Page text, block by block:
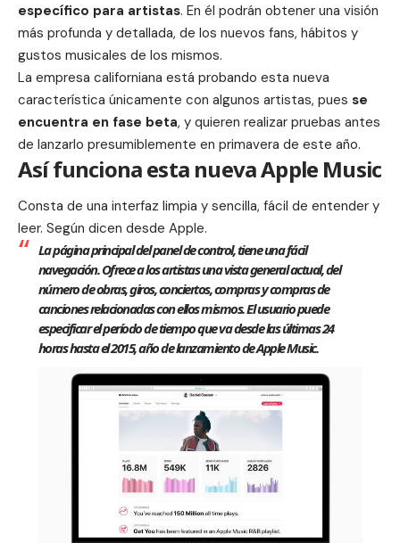
específico para artistas. En él podrán obtener una visión
más profunda y detallada, de los nuevos fans, hábitos y
gustos musicales de los mismos.
La empresa californiana está probando esta nueva
característica únicamente con algunos artistas, pues se
encuentra en fase beta, y quieren realizar pruebas antes
de lanzarlo presumiblemente en primavera de este año.
Así funciona esta nueva Apple Music
Consta de una interfaz limpia y sencilla, fácil de entender y
leer. Según dicen desde Apple.
La página principal del panel de control, tiene una fácil
navegación. Ofrece a los artistas una vista general actual, del
número de obras, giros, conciertos, compras y compras de
canciones relacionadas con ellos mismos. El usuario puede
especificar el período de tiempo que va desde las últimas 24
horas hasta el 2015, año de lanzamiento de Apple Music.